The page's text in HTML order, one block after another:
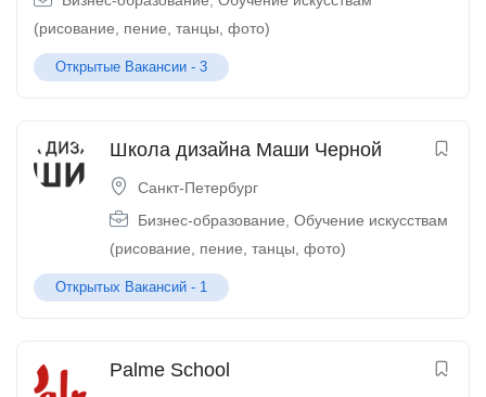
(рисование, пение, танцы, фото)
Открытые Вакансии - 3
Школа дизайна Маши Черной
Санкт-Петербург
Бизнес-образование Обучение искусствам
(рисование, пение, танцы, фото)
Открытых Вакансий - 1
Palme School